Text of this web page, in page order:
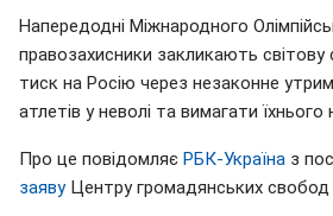
Напередодні Міжнародного
правозахисники закликають світову
тиск на Росію через незаконне
атлетів у неволі та вимагати їхнього
Про це повідомляє РБК-Україна з
заявуЦентру громадянських